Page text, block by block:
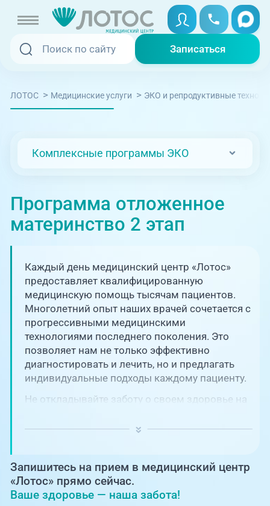
Записаться
Записаться
Услуги и цены
Отзывы
Адреса клиник
О клинике
Блог врачей
Новости
PreventAGE
+7 (351) 220-00-03
Записаться онлайн
Вызвать скорую
Медицина на дому
Телемедицина
+7 (351) 220-00-03
Единая справочная служба,
запись на прием
+7 (351) 220-03-03
Центр амбулаторной
онкологической помощи
+7 (7142) 927-003
жителей Казахстана
ЛОТОС > Медицинские услуги > ЭКО и репродуктивные
Комплексные программы ЭКО
Программа отложенное
материнство 2 этап
Каждый день медицинский центр «Лотос»
предоставляет квалифицированную
медицинскую помощь тысячам пациентов.
Многолетний опыт наших врачей сочетается с
прогрессивными медицинскими
технологиями последнего поколения. Это
позволяет нам не только эффективно
диагностировать и лечить, но и предлагать
индивидуальные подходы каждому пациенту.
Не откладывайте заботу о своем здоровье на
ключевую роль в поддержании вашего
Запишитесь на прием в медицинский центр
«Лотос» прямо сейчас.
Ваше здоровье — наша забота!